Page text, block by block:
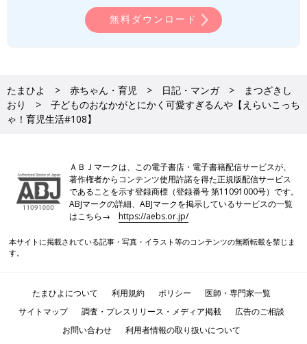
無料ダウンロード
たまひよ 赤ちゃん・育児 日記・マンガ
まつざきし
おり
子どものおなかがとにかく可愛すぎるんや【えらいこっち
ゃ！育児生活#108】
ＡＢＪマークは、この電子書店・電子書籍配信サービスが、
著作権者からコンテンツ使用許諾を得た正規版配信サービス
であることを示す登録商標（登録番号 第11091000号）です。
ABJマークの詳細、ABJマークを掲示しているサービスの一覧
はこちら→https://aebs.or.jp/
本サイトに掲載されている記事・写真・イラスト等のコンテンツの無断転載を禁じま
す。
たまひよについて 利用規約 ポリシー
医師・専門家一覧
サイトマップ
調査・プレスリリース・メディア掲載
広告のご相談
お問い合わせ
利用者情報の取り扱いについて